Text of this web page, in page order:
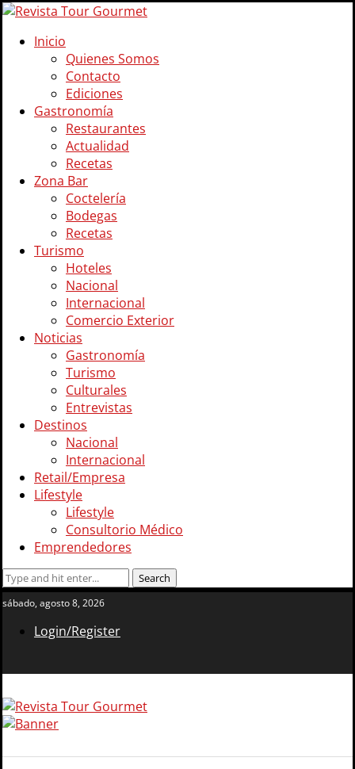
Inicio
Quienes Somos
Contacto
Ediciones
Gastronomía
Restaurantes
Actualidad
Recetas
Zona Bar
Coctelería
Bodegas
Recetas
Turismo
Hoteles
Nacional
Internacional
Comercio Exterior
Noticias
Gastronomía
Turismo
Culturales
Entrevistas
Destinos
Nacional
Internacional
Retail/Empresa
Lifestyle
Lifestyle
Consultorio Médico
Emprendedores
sábado, agosto 8, 2026
Login/Register